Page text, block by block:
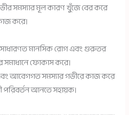
সমস্যার মূল কারণ খুঁজে বের করে
করে।
মানসিক রোগ এবং গুরুতর
সমাধানে ফোকাস করে।
আবেগগত সমস্যার গভীরে কাজ করে
পরিবর্তন আনতে সহায়ক।